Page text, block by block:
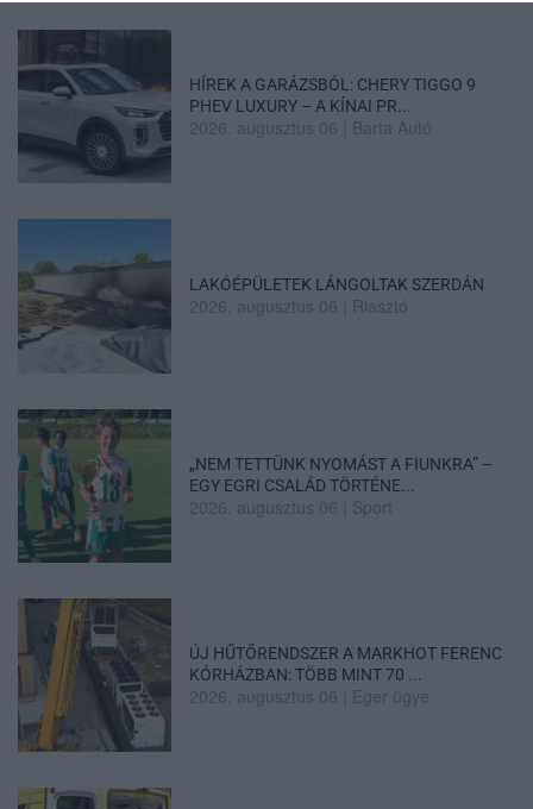
HÍREK A GARÁZSBÓL: CHERY TIGGO 9
PHEV LUXURY – A KÍNAI PR...
2026. augusztus 06 Barta Autó
LAKÓÉPÜLETEK LÁNGOLTAK SZERDÁN
2026. augusztus 06 Riasztó
„NEM TETTÜNK NYOMÁST A FIUNKRA” –
EGY EGRI CSALÁD TÖRTÉNE...
2026. augusztus 06 Sport
ÚJ HŰTŐRENDSZER A MARKHOT FERENC
KÓRHÁZBAN: TÖBB MINT 70 ...
2026. augusztus 06 Eger ügye